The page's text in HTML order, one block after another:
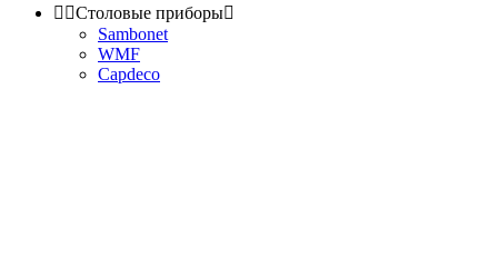
 Столовые приборы
Sambonet
WMF
Capdeco